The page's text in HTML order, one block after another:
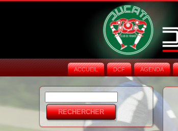
ACCUEIL DCF AGENDA
Formulaire de
recherche